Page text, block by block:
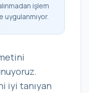
işlem
uygulanmıyor.
iyi tanıyan